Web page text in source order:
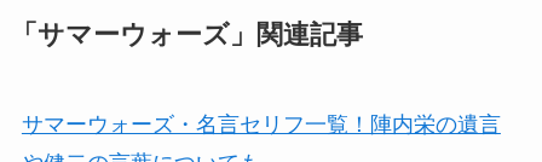
「サマーウォーズ」関連記事
サマーウォーズ・名言セリフ一覧！陣内栄の遺言